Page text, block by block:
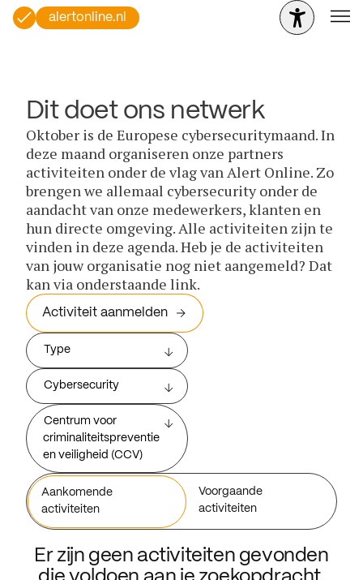
alertonline.nl
Dit doet ons netwerk
Oktober is de Europese cybersecuritymaand. In
deze maand organiseren onze partners
activiteiten onder de vlag van Alert Online. Zo
brengen we allemaal cybersecurity onder de
aandacht van onze medewerkers, klanten en
hun directe omgeving. Alle activiteiten zijn te
vinden in deze agenda. Heb je de activiteiten
van jouw organisatie nog niet aangemeld? Dat
kan via onderstaande link.
Activiteit aanmelden
Type
Cybersecurity
Centrum voor
criminaliteitspreventie
en veiligheid (CCV)
Aankomende
activiteiten
Voorgaande
activiteiten
Er zijn geen activiteiten gevonden